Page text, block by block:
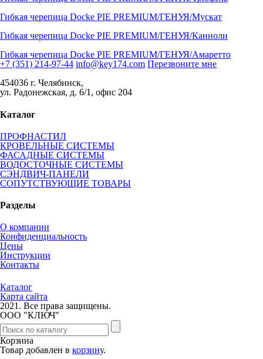
Гибкая черепица Docke PIE PREMIUM/ГЕНУЯ/Мускат
Гибкая черепица Docke PIE PREMIUM/ГЕНУЯ/Канноли
Гибкая черепица Docke PIE PREMIUM/ГЕНУЯ/Амаретто
+7 (351) 214-97-44 info@key174.com Перезвоните мне
454036 г. Челябинск,
ул. Радонежская, д. 6/1, офис 204
Каталог
ПРОФНАСТИЛ
КРОВЕЛЬНЫЕ СИСТЕМЫ
ФАСАДНЫЕ СИСТЕМЫ
ВОДОСТОЧНЫЕ СИСТЕМЫ
СЭНДВИЧ-ПАНЕЛИ
СОПУТСТВУЮЩИЕ ТОВАРЫ
Разделы
О компании
Конфиденциальность
Цены
Инструкции
Контакты
Каталог
Карта сайта
2021. Все права защищены.
ООО "КЛЮЧ"
Корзина
Товар добавлен в корзину.